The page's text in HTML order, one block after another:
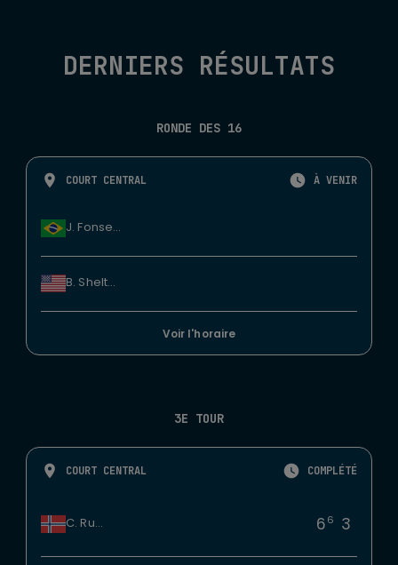
DERNIERS RÉSULTATS
RONDE DES 16
COURT CENTRAL À VENIR
J. Fonseca
B. Shelton
Voir l'horaire
3E TOUR
COURT CENTRAL COMPLÉTÉ
C. Ruud 66 3